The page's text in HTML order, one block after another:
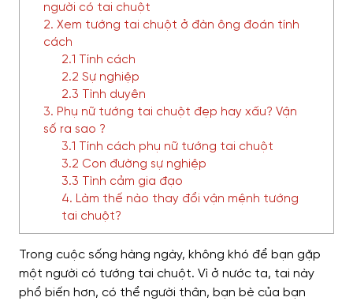
người có tai chuột
2. Xem tướng tai chuột ở đàn ông đoán tính
cách
2.1 Tính cách
2.2 Sự nghiệp
2.3 Tình duyên
3. Phụ nữ tướng tai chuột đẹp hay xấu? Vận
số ra sao ?
3.1 Tính cách phụ nữ tướng tai chuột
3.2 Con đường sự nghiệp
3.3 Tình cảm gia đạo
4. Làm thế nào thay đổi vận mệnh tướng
tai chuột?
Trong cuộc sống hàng ngày, không khó để bạn gặp
một người có tướng tai chuột. Vì ở nước ta, tai này
phổ biến hơn, có thể người thân, bạn bè của bạn